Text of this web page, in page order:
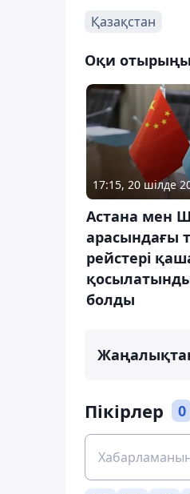
Қазақстан
Оқи
17:15, 20 шілде
Астана мен
арасындағы
рейстері
болды
Пікірлер 0